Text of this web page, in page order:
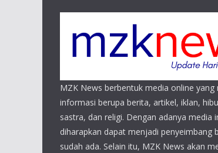
MZK News berbentuk media online yang
informasi berupa berita, artikel, iklan,
sastra, dan religi. Dengan adanya media
diharapkan dapat menjadi penyeimbang
sudah ada. Selain itu, MZK News akan